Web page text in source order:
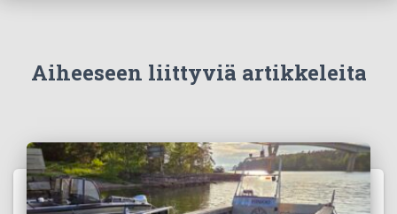
Aiheeseen liittyviä artikkeleita